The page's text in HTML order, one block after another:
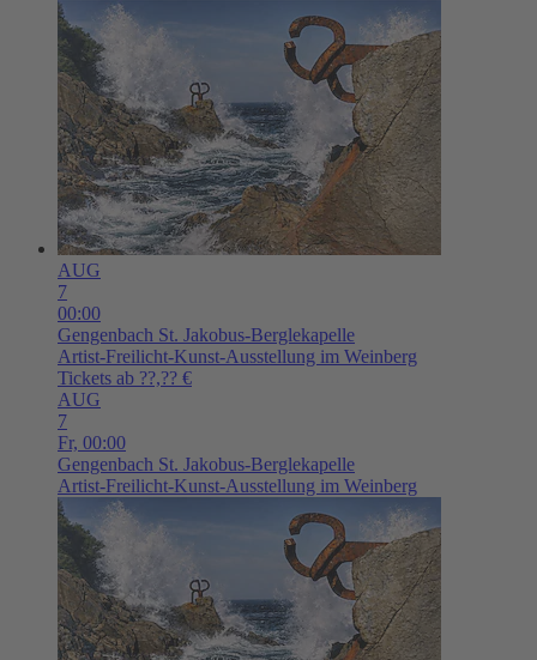
AUG
7
00:00
Gengenbach St. Jakobus-Berglekapelle
Artist-Freilicht-Kunst-Ausstellung im Weinberg
Tickets ab ??,?? €
AUG
7
Fr, 00:00
Gengenbach St. Jakobus-Berglekapelle
Artist-Freilicht-Kunst-Ausstellung im Weinberg